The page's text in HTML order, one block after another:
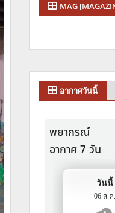
MAG
อากาศวันนี้